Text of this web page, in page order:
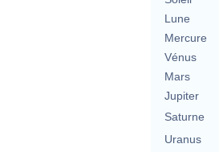
Lune
Mercure
Vénus
Mars
Jupiter
Saturne
Uranus